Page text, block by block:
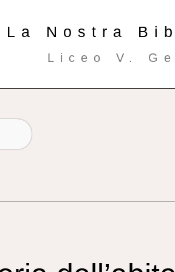
La Nostra
Liceo V.